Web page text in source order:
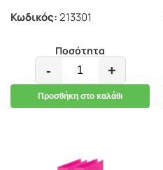
Κωδικός:213301
Ποσότητα
- +
Προσθήκη στο καλάθι